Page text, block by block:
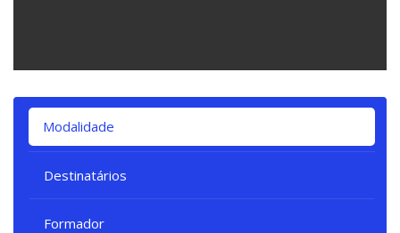
Ignorar [Cocoon] Tabs
Modalidade
Destinatários
Formador